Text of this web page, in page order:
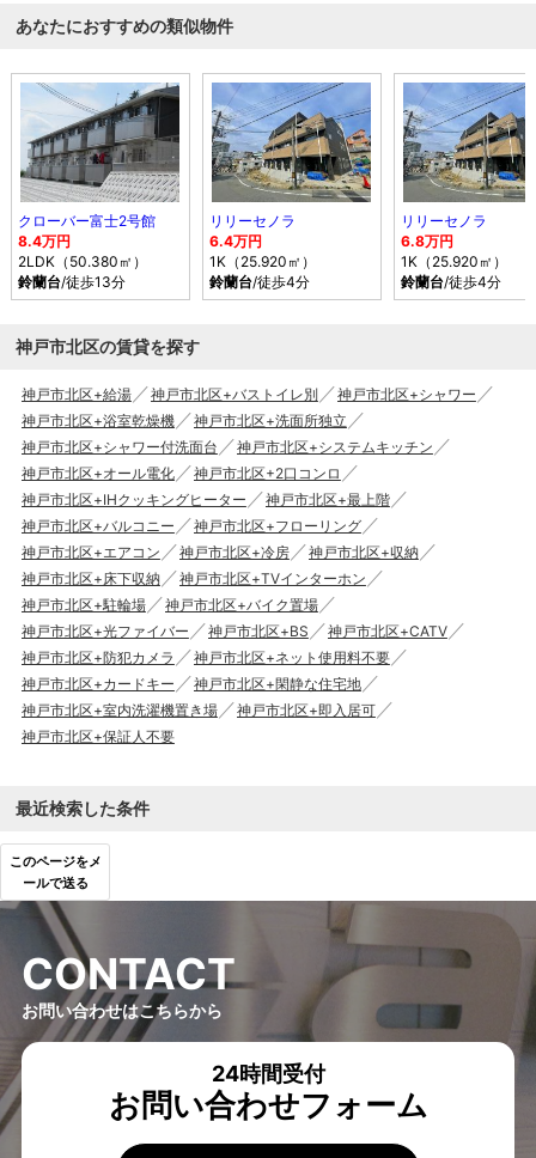
あなたにおすすめの類似物件
クローバー富士2号館
8.4万円
2LDK（50.380㎡）
鈴蘭台/徒歩13分
リリーセノラ
6.4万円
1K（25.920㎡）
鈴蘭台/徒歩4分
リリーセノラ
6.8万円
1K（25.920㎡）
鈴蘭台/徒歩4分
神戸市北区の賃貸を探す
神戸市北区+給湯 神戸市北区+バストイレ別
神戸市北区+シャワー
神戸市北区+浴室乾燥機
神戸市北区+洗面所独立
神戸市北区+シャワー付洗面台
神戸市北区+システムキッチン
神戸市北区+オール電化
神戸市北区+2口コンロ
神戸市北区+IHクッキングヒーター
神戸市北区+最上階
神戸市北区+バルコニー
神戸市北区+フローリング
神戸市北区+エアコン
神戸市北区+冷房
神戸市北区+収納
神戸市北区+床下収納
神戸市北区+TVインターホン
神戸市北区+駐輪場
神戸市北区+バイク置場
神戸市北区+光ファイバー
神戸市北区+BS
神戸市北区+CATV
神戸市北区+防犯カメラ
神戸市北区+ネット使用料不要
神戸市北区+カードキー
神戸市北区+閑静な住宅地
神戸市北区+室内洗濯機置き場
神戸市北区+即入居可
神戸市北区+保証人不要
最近検索した条件
このページをメ
ールで送る
CONTACT
お問い合わせはこちらから
24時間受付
お問い合わせフォーム